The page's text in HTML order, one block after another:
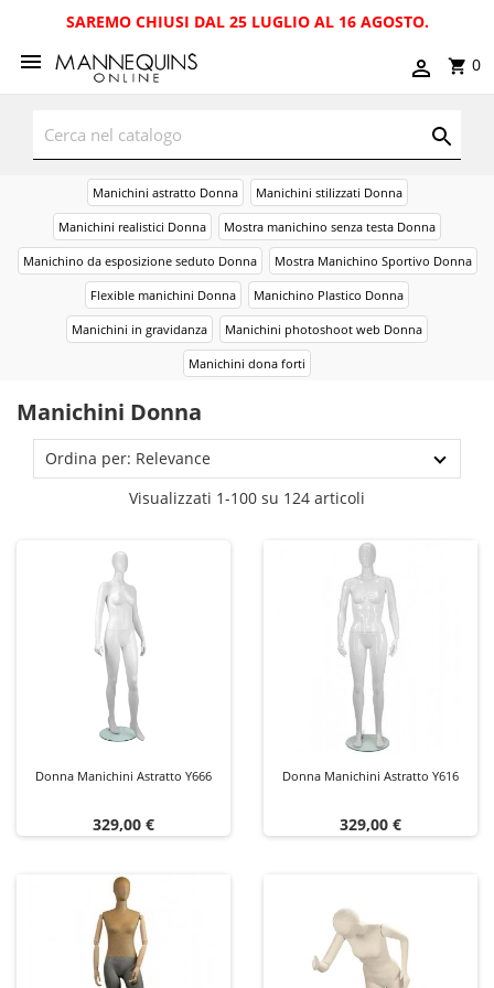
SAREMO CHIUSI DAL 25 LUGLIO AL 16 AGOSTO.
0
Manichini astratto Donna Manichini stilizzati Donna
Manichini realistici Donna Mostra manichino senza testa Donna
Manichino da esposizione seduto Donna Mostra Manichino Sportivo Donna
Flexible manichini Donna Manichino Plastico Donna
Manichini in gravidanza Manichini photoshoot web Donna
Manichini dona forti
Manichini Donna
Ordina per: Relevance
Visualizzati 1-100 su 124 articoli
Donna Manichini Astratto Y666
Prezzo
329,00 €
Donna Manichini Astratto Y616
Prezzo
329,00 €